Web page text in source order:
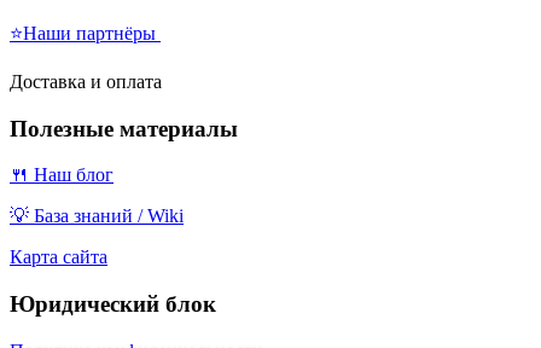
⭐Наши партнёры
Доставка и оплата
Полезные материалы
🍴 Наш блог
💡 База знаний / Wiki
Карта сайта
Юридический блок